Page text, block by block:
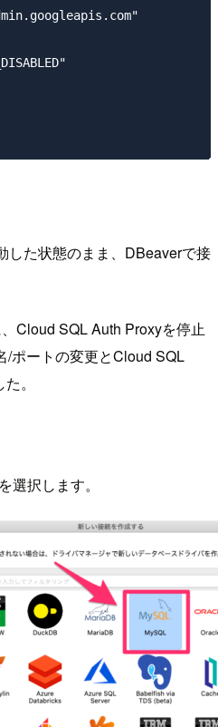
した状態のまま、DBeaverで接
Cloud SQL Auth Proxyを停止
/ポートの変更とCloud SQL
。
選択します。